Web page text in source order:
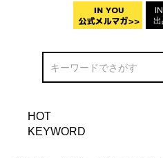
HOT
KEYWORD